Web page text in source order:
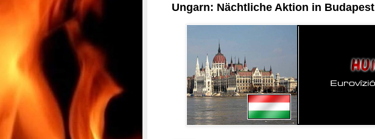
Ungarn: Nächtliche Aktion in Budapest